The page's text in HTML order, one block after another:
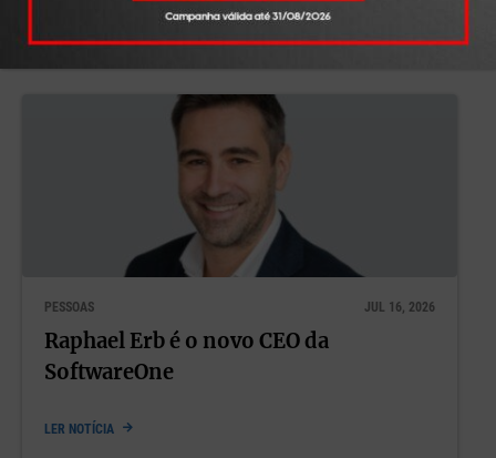
PESSOAS JUL 16, 2026
Raphael Erb é o novo CEO da
SoftwareOne
LER NOTÍCIA